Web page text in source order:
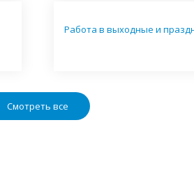
Работа в выходные и
Смотреть все